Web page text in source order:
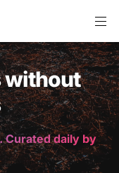
without
Curated daily by